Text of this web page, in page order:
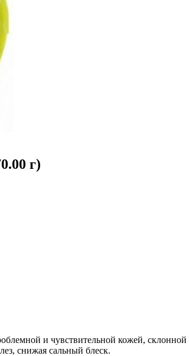
г)
и чувствительной кожей,
снижая сальный блеск.